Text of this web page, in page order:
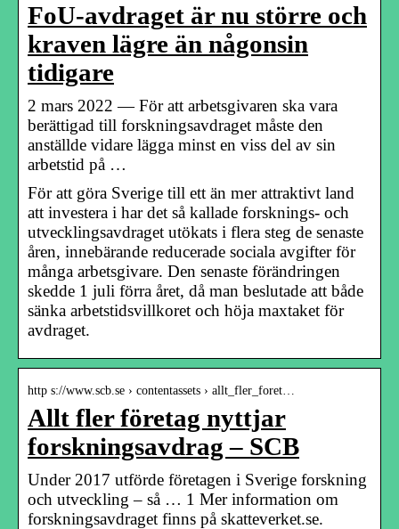
FoU-avdraget är nu större och
kraven lägre än någonsin
tidigare
2 mars 2022 — För att arbetsgivaren ska vara
berättigad till forskningsavdraget måste den
anställde vidare lägga minst en viss del av sin
arbetstid på …
För att göra Sverige till ett än mer attraktivt land
att investera i har det så kallade forsknings- och
utvecklingsavdraget utökats i flera steg de senaste
åren, innebärande reducerade sociala avgifter för
många arbetsgivare. Den senaste förändringen
skedde 1 juli förra året, då man beslutade att både
sänka arbetstidsvillkoret och höja maxtaket för
avdraget.
http s://www.scb.se › contentassets › allt_fler_foret…
Allt fler företag nyttjar
forskningsavdrag – SCB
Under 2017 utförde företagen i Sverige forskning
och utveckling – så … 1 Mer information om
forskningsavdraget finns på skatteverket.se.